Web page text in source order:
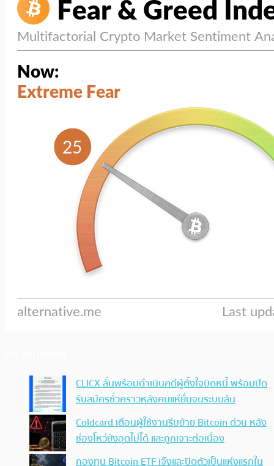
CLICX ลั่นพร้อมดำเนินคดีผู้ตั้งใจบิดหนี้ พร้อมปิด
รับสมัครชั่วคราวหลังคนแห่ยื่นจนระบบล้น
Coldcard เตือนผู้ใช้งานรีบย้าย Bitcoin ด่วน หลัง
ช่องโหว่ยังอุดไม่ได้ และถูกเจาะต่อเนื่อง
กองทุน Bitcoin ETF เจ๊งและปิดตัวเป็นแห่งแรกใน